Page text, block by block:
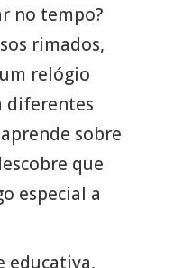
no tempo?
rimados,
relógio
diferentes
sobre
que
especial a
educativa,